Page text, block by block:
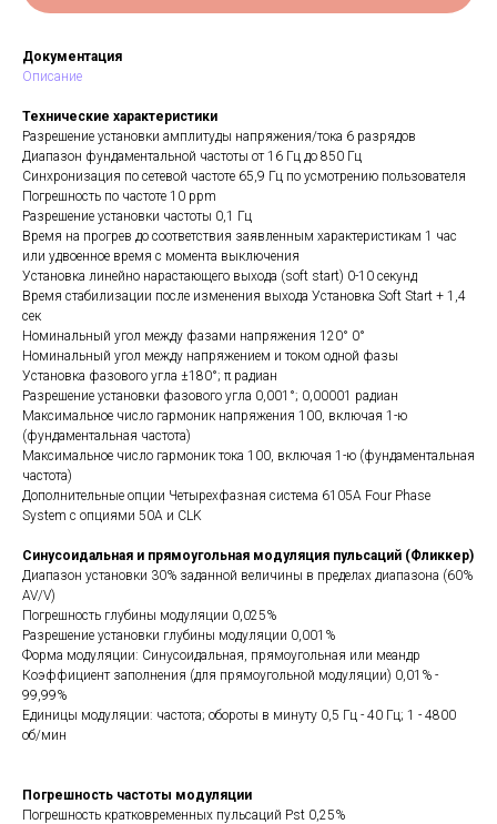
Документация
Описание
Технические характеристики
Разрешение установки амплитуды напряжения/тока 6 разрядов
Диапазон фундаментальной частоты от 16 Гц до 850 Гц
Синхронизация по сетевой частоте 65,9 Гц по усмотрению пользователя
Погрешность по частоте 10 ppm
Разрешение установки частоты 0,1 Гц
Время на прогрев до соответствия заявленным характеристикам 1 час
или удвоенное время с момента выключения
Установка линейно нарастающего выхода (soft start) 0-10 секунд
Время стабилизации после изменения выхода Установка Soft Start + 1,4
сек
Номинальный угол между фазами напряжения 120° 0°
Номинальный угол между напряжением и током одной фазы
Установка фазового угла ±180°; π радиан
Разрешение установки фазового угла 0,001°; 0,00001 радиан
Максимальное число гармоник напряжения 100, включая 1-ю
(фундаментальная частота)
Максимальное число гармоник тока 100, включая 1-ю (фундаментальная
частота)
Дополнительные опции Четырехфазная система 6105A Four Phase
System с опциями 50А и CLK
Синусоидальная и прямоугольная модуляция пульсаций (Фликкер)
Диапазон установки 30% заданной величины в пределах диапазона (60%
AV/V)
Погрешность глубины модуляции 0,025%
Разрешение установки глубины модуляции 0,001%
Форма модуляции: Синусоидальная, прямоугольная или меандр
Коэффициент заполнения (для прямоугольной модуляции) 0,01% -
99,99%
Единицы модуляции: частота; обороты в минуту 0,5 Гц - 40 Гц; 1 - 4800
об/мин
Погрешность частоты модуляции
Погрешность кратковременных пульсаций Pst 0,25%